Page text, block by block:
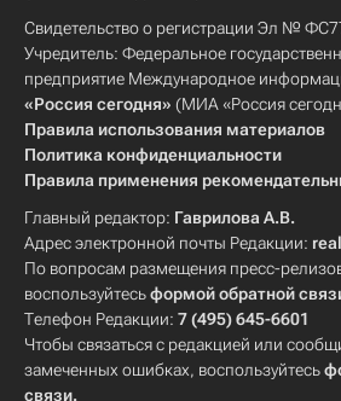
Свидетельство о регистрации Эл №
Учредитель: Федеральное
предприятие Международное
«Россия сегодня» (МИА «Россия
Правила использования материалов
Политика конфиденциальности
Правила применения
Главный редактор: Гаврилова А.В.
Адрес электронной почты Редакции:
По вопросам размещения пресс-
воспользуйтесьформой обратной
Телефон Редакции: 7 (495) 645-6601
Чтобы связаться с редакцией или
замеченных ошибках, воспользуйтесь
связи.